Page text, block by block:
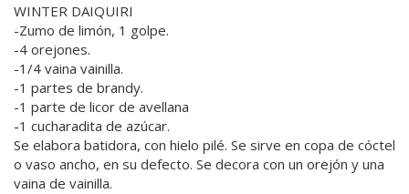
WINTER DAIQUIRI
-Zumo de limón, 1 golpe.
-4 orejones.
-1/4 vaina vainilla.
-1 partes de brandy.
-1 parte de licor de avellana
-1 cucharadita de azúcar.
Se elabora batidora, con hielo pilé. Se sirve en copa de cóctel
o vaso ancho, en su defecto. Se decora con un orejón y una
vaina de vainilla.